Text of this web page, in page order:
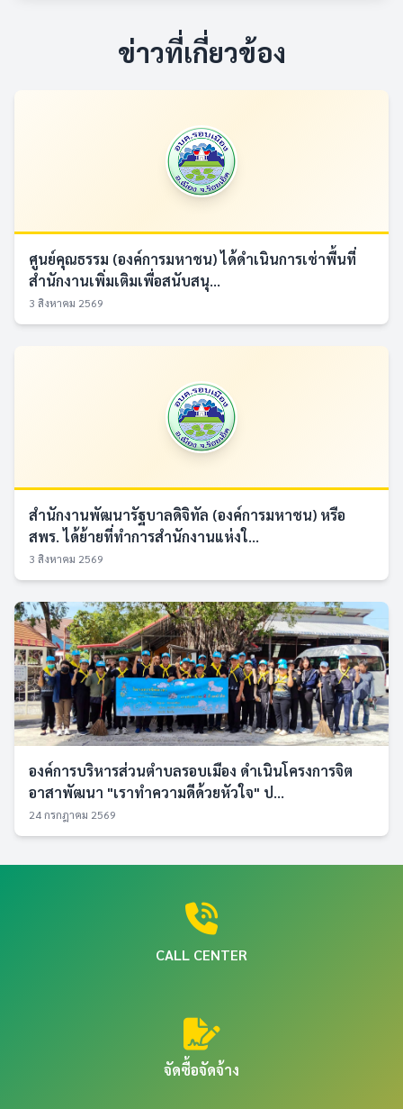
ข่าวที่เกี่ยวข้อง
ศูนย์คุณธรรม (องค์การมหาชน) ได้ดำเนินการเช่าพื้นที่
สำนักงานเพิ่มเติมเพื่อสนับสนุ...
3 สิงหาคม 2569
สำนักงานพัฒนารัฐบาลดิจิทัล (องค์การมหาชน) หรือ
สพร. ได้ย้ายที่ทำการสำนักงานแห่งใ...
3 สิงหาคม 2569
องค์การบริหารส่วนตำบลรอบเมือง ดำเนินโครงการจิต
อาสาพัฒนา "เราทำความดีด้วยหัวใจ" ป...
24 กรกฎาคม 2569
CALL CENTER
จัดซื้อจัดจ้าง